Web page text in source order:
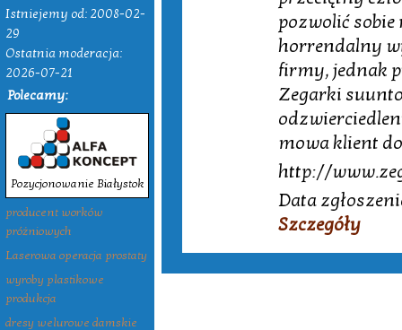
Istniejemy od: 2008-02-
29
Ostatnia moderacja:
2026-07-21
Polecamy:
Pozycjonowanie Białystok
producent worków
próżniowych
Laserowa operacja prostaty
wyroby plastikowe
produkcja
dresy welurowe damskie
pozwolić
horrendalny
firmy, jednak
Zegarki
mowa klient
http://
Data
Szczegóły